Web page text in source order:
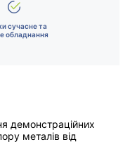
сучасне та
обладнання
демонстраційних
металів від